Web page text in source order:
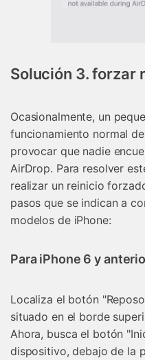
Solución 3. forzar
Ocasionalmente, un
funcionamiento normal
provocar que nadie
AirDrop. Para resolver
realizar un reinicio
pasos que se indican a
modelos de iPhone:
Para iPhone 6 y
Localiza el botón
situado en el borde
Ahora, busca el botón
dispositivo, debajo de la